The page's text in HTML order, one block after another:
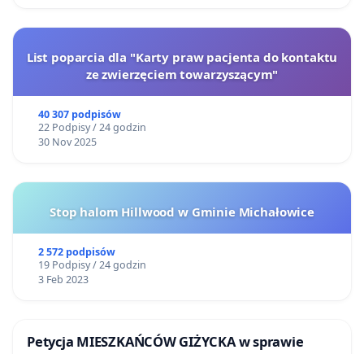
List poparcia dla "Karty praw pacjenta do kontaktu
ze zwierzęciem towarzyszącym"
40 307 podpisów
22 Podpisy / 24 godzin
30 Nov 2025
Stop halom Hillwood w Gminie Michałowice
2 572 podpisów
19 Podpisy / 24 godzin
3 Feb 2023
Petycja MIESZKAŃCÓW GIŻYCKA w sprawie